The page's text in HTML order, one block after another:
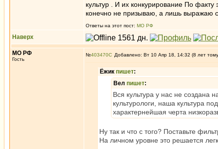
культур . И их конкурирование По
конечно не призываю, а лишь выражаю
Ответы на этот пост: МО РФ
Наверх
МО РФ
Гость
№403470 Добавлено: Вт 10 Апр 18, 14:32 (8 лет
Ёжик пишет:
Вел пишет:
Вся культура у нас не создана
культурологи, наша культура
характернейшая черта
Ну так и что с того? Поставьте
На личном уровне это решается